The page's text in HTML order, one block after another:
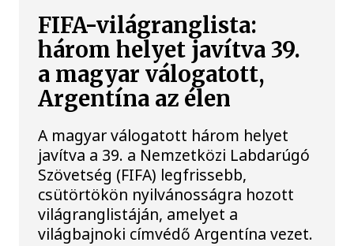
FIFA-világranglista:
három helyet javítva 39.
a magyar válogatott,
Argentína az élen
A magyar válogatott három helyet
javítva a 39. a Nemzetközi Labdarúgó
Szövetség (FIFA) legfrissebb,
csütörtökön nyilvánosságra hozott
világranglistáján, amelyet a
világbajnoki címvédő Argentína vezet.